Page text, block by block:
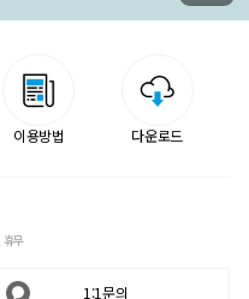
이용방법 다운로드
휴무
1:1문의